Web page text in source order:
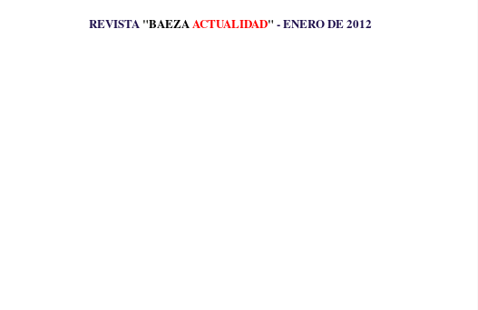
REVISTA "BAEZA ACTUALIDAD" - ENERO DE 2012